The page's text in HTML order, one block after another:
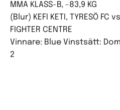
MMA KLASS-B, -83,9 KG
(Blur) KEFI KETI, TYRESÖ FC
FIGHTER CENTRE
Vinnare: Blue Vinstsätt:
2